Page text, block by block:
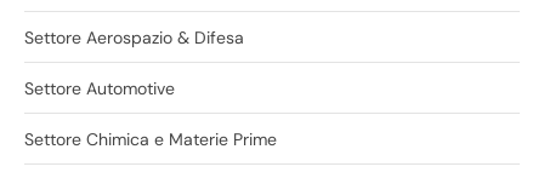
Settore Aerospazio & Difesa
Settore Automotive
Settore Chimica e Materie Prime